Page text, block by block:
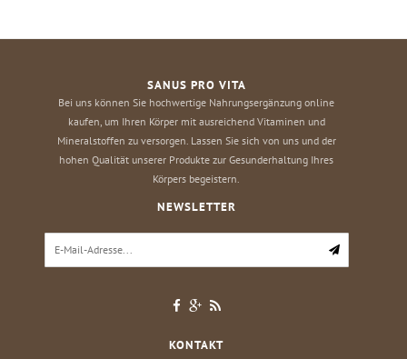
SANUS PRO VITA
Bei uns können Sie hochwertige Nahrungsergänzung online
kaufen, um Ihren Körper mit ausreichend Vitaminen und
Mineralstoffen zu versorgen. Lassen Sie sich von uns und der
hohen Qualität unserer Produkte zur Gesunderhaltung Ihres
Körpers begeistern.
NEWSLETTER
KONTAKT